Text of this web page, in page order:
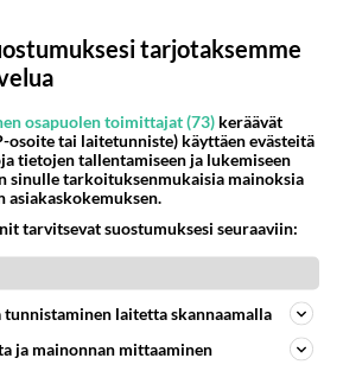
joku
tarjotaksemme
osapuolen toimittajat (73) keräävät
osoite tai laitetunniste) käyttäen evästeitä
tietojen tallentamiseen ja lukemiseen
sinulle tarkoituksenmukaisia mainoksia
asiakaskokemuksen.
tarvitsevat suostumuksesi seuraaviin:
laitetta skannaamalla
ja mainonnan mittaaminen